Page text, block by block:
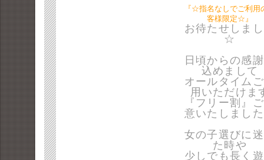
『☆指名なしでご利用
客様限定☆』
お待たせしま
☆
日頃からの感
込めまして
オールタイム
用いただけま
『フリー割』
意いたしまし
女の子選びに
た時や
少しでも長く